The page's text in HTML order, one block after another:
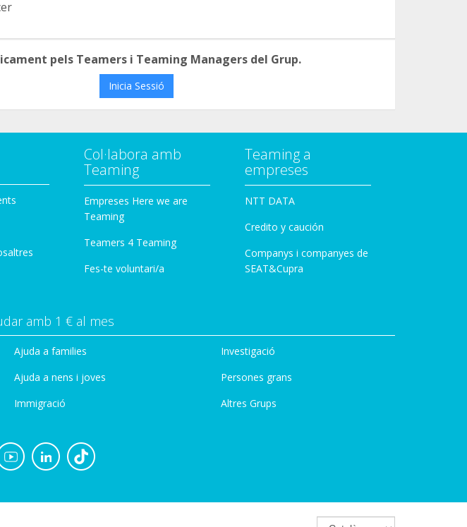
pels Teamers i Teaming Managers del Grup.
Inicia Sessió
Col·labora amb
Teaming
Empreses Here we are
Teaming
Teamers 4 Teaming
Fes-te voluntari/a
Teaming a
empreses
NTT DATA
Credito y caución
Companys i companyes de
SEAT&Cupra
amb 1 € al mes
Ajuda a families
Ajuda a nens i joves
Immigració
Investigació
Persones grans
Altres Grups